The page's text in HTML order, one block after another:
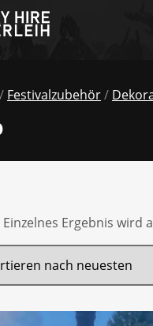
/ Festivalzubehör/
Einzelnes Ergebnis wird